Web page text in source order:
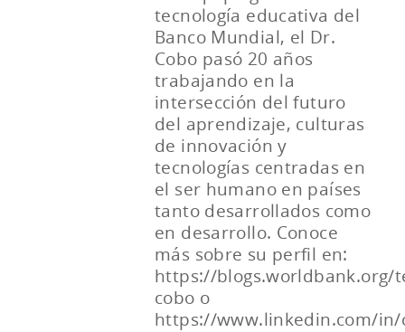
tecnología educativa del
Banco Mundial, el Dr.
Cobo pasó 20 años
trabajando en la
intersección del futuro
del aprendizaje, culturas
de innovación y
tecnologías centradas en
el ser humano en países
tanto desarrollados como
en desarrollo. Conoce
más sobre su perfil en:
https://blogs.worldbank.org/
cobo o
https://www.linkedin.com/